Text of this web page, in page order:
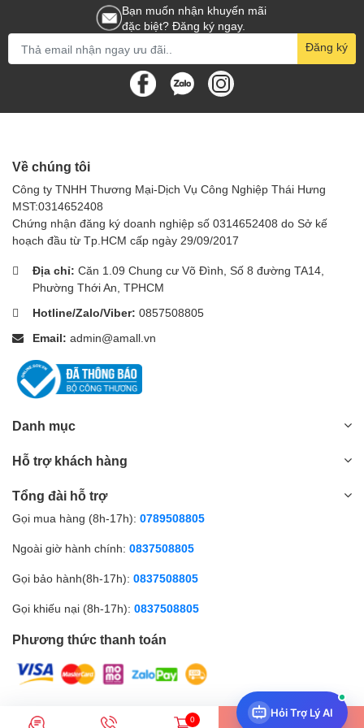
Bạn muốn nhận khuyến mãi
đặc biệt? Đăng ký ngay.
Đăng ký
Về chúng tôi
Công ty TNHH Thương Mại-Dịch Vụ Công Nghiệp Thái Hưng
MST:0314652408
Chứng nhận đăng ký doanh nghiệp số 0314652408 do Sở kế
hoạch đầu từ Tp.HCM cấp ngày 29/09/2017
Địa chỉ: Căn 1.09 Chung cư Võ Đình, Số 8 đường TA14,
Phường Thới An, TPHCM
Hotline/Zalo/Viber: 0857508805
Email: admin@amall.vn
Danh mục
Hỗ trợ khách hàng
Tổng đài hỗ trợ
Gọi mua hàng (8h-17h): 0789508805
Ngoài giờ hành chính: 0837508805
Gọi bảo hành(8h-17h): 0837508805
Gọi khiếu nại (8h-17h): 0837508805
Phương thức thanh toán
© Bản quyền thuộc về Amall.vn | Hỏi Trợ Lý AI
0